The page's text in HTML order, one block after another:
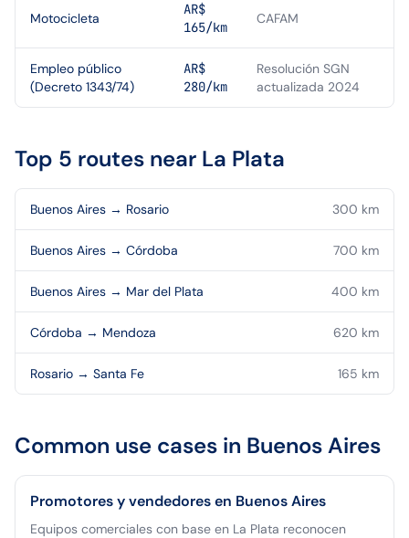
Motocicleta
AR$
165/km
CAFAM
Empleo público
(Decreto 1343/74)
AR$
280/km
Resolución SGN
actualizada 2024
Top 5 routes near La Plata
Buenos Aires → Rosario 300 km
Buenos Aires → Córdoba 700 km
Buenos Aires → Mar del Plata 400 km
Córdoba → Mendoza 620 km
Rosario → Santa Fe 165 km
Common use cases in Buenos Aires
Promotores y vendedores en Buenos Aires
Equipos comerciales con base en La Plata reconocen